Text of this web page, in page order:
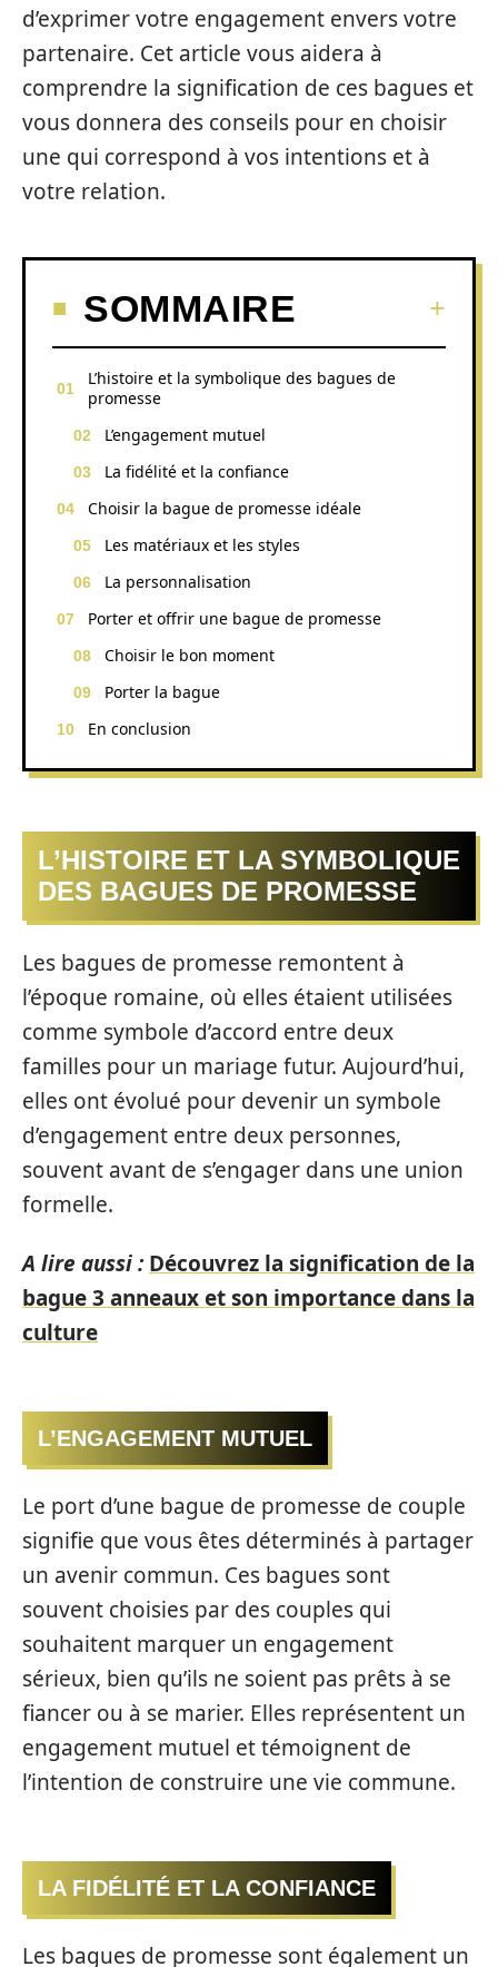
d’exprimer votre engagement envers votre
partenaire. Cet article vous aidera à
comprendre la signification de ces bagues et
vous donnera des conseils pour en choisir
une qui correspond à vos intentions et à
votre relation.
SOMMAIRE
L’histoire et la symbolique des bagues de
promesse
L’engagement mutuel
La fidélité et la confiance
Choisir la bague de promesse idéale
Les matériaux et les styles
La personnalisation
Porter et offrir une bague de promesse
Choisir le bon moment
Porter la bague
En conclusion
L’HISTOIRE ET LA SYMBOLIQUE
DES BAGUES DE PROMESSE
Les bagues de promesse remontent à
l’époque romaine, où elles étaient utilisées
comme symbole d’accord entre deux
familles pour un mariage futur. Aujourd’hui,
elles ont évolué pour devenir un symbole
d’engagement entre deux personnes,
souvent avant de s’engager dans une union
formelle.
A lire aussi : Découvrez la signification de la
bague 3 anneaux et son importance dans la
culture
L’ENGAGEMENT MUTUEL
Le port d’une bague de promesse de couple
signifie que vous êtes déterminés à partager
un avenir commun. Ces bagues sont
souvent choisies par des couples qui
souhaitent marquer un engagement
sérieux, bien qu’ils ne soient pas prêts à se
fiancer ou à se marier. Elles représentent un
engagement mutuel et témoignent de
l’intention de construire une vie commune.
LA FIDÉLITÉ ET LA CONFIANCE
Les bagues de promesse sont également un